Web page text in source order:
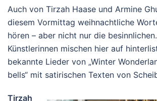
Auch von Tirzah Haase und Armine
diesem Vormittag weihnachtliche
hören – aber nicht nur die
Künstlerinnen mischen hier auf
bekannte Lieder von „Winter
bells“ mit satirischen Texten von
Tirzah